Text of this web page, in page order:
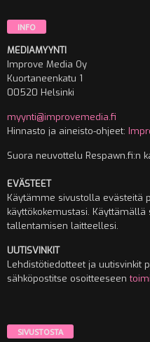
INFO
MEDIAMYYNTI
Improve Media Oy
Kuortaneenkatu 1
00520 Helsinki
myynti@improvemedia.fi
Hinnasto ja aineisto-ohjeet:
Suora neuvottelu Respawn.fi:n
EVÄSTEET
Käytämme sivustolla evästeitä
käyttökokemustasi.
tallentamisen laitteellesi.
UUTISVINKIT
Lehdistötiedotteet ja uutisvinkit
sähköpostitse osoitteeseen
SIVUSTOSTA